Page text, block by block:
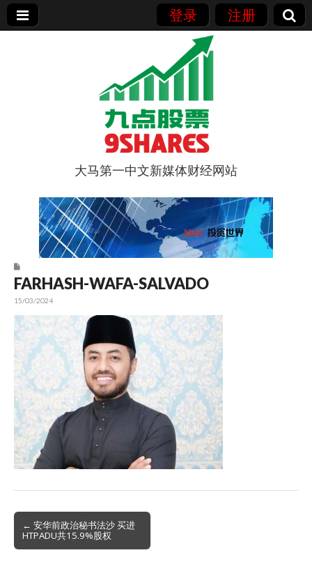
登录 注册
9点股票
大马第一中文新媒体财经网站
FARHASH-WAFA-SALVADO
15/03/2024
Post
navigation
← 安华前政治秘书法沙 买进
HTPADU共15.9%股权